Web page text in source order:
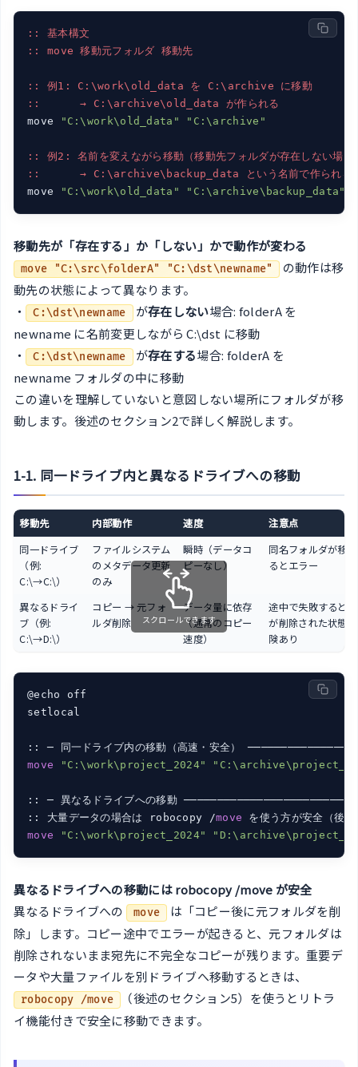
:: 基本構文
:: move 移動元フォルダ 移動先
:: 例1: C:\work\old_data を C:\archive に移動
::      → C:\archive\old_data が作られる
move
"C:\work\old_data" "C:\archive"
:: 例2: 名前を変えながら移動（移動先フォルダが存在しない場合
::      → C:\archive\backup_data という名前で作られる
move
"C:\work\old_data" "C:\archive\backup_data"
移動先が「存在する」か「しない」かで動作が変わる
move "C:\src\folderA" "C:\dst\newname"
の動作は移
動先の状態によって異なります。
・ C:\dst\newname が存在しない場合: folderA を
newname に名前変更しながら C:\dst に移動
・ C:\dst\newname が存在する場合: folderA を
newname フォルダの中に移動
この違いを理解していないと意図しない場所にフォルダが移
動します。後述のセクション2で詳しく解説します。
1-1. 同一ドライブ内と異なるドライブへの移動
移動先 内部動作 速度
注意点
同一ドライブ
（例:
C:\→C:\）
ファイルシステム
のメタデータ更新
のみ
瞬時（データコ
ピーなし）
同名フォルダが移
るとエラー
異なるドライ
ブ（例:
C:\→D:\）
コピー → 元フォ
ルダ削除
データ量に依存
（通常のコピー
速度）
途中で失敗すると
が削除された状態
険あり
スクロールできます
@echo off
setlocal
move "C:\work\project_2024"
:: ─ 異なるドライブへの移動
:: 大量データの場合は robocopy /move
move
"C:\work\project_2024"
異なるドライブへの移動には robocopy /move が安全
異なるドライブへの
move
は「コピー後に元フォルダを削
除」します。コピー途中でエラーが起きると、元フォルダは
削除されないまま宛先に不完全なコピーが残ります。重要デ
ータや大量ファイルを別ドライブへ移動するときは、
robocopy /move
（後述のセクション5）を使うとリトラ
イ機能付きで安全に移動できます。